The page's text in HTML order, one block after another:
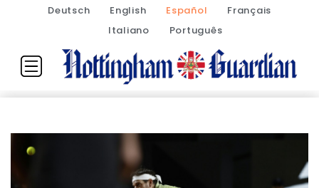
Deutsch English Español
Français
Italiano
Português